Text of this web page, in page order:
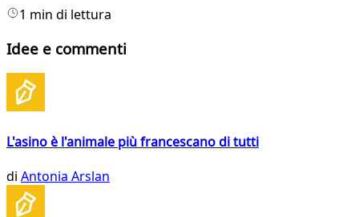
1 min di lettura
Idee e commenti
L'asino è l'animale più francescano di tutti
di Antonia Arslan